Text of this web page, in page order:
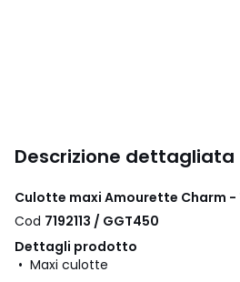
Descrizione dettagliata
Culotte maxi Amourette Charm -
Cod 7192113 / GGT450
Dettagli prodotto
• Maxi culotte